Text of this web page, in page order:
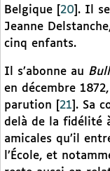
Belgique
20 . Il se
Jeanne
cinq enfants.
Il s’abonne au
en décembre
parution
21 . Sa
delà de la fidélité
amicales qu’il
l’École, et